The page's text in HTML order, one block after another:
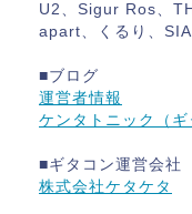
U2、Sigur Ros、
apart、くるり、
■ブログ
運営者情報
ケンタトニック（ギ
■ギタコン運営会社
株式会社ケタケタ